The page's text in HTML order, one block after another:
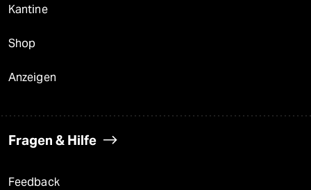
Kantine
Shop
Anzeigen
Fragen & Hilfe
Feedback